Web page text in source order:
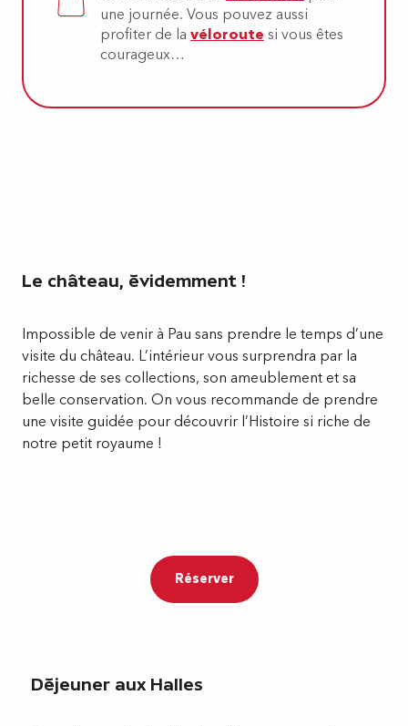
une journée. Vous pouvez aussi
profiter de la véloroute si vous êtes
courageux…
Le château, évidemment !
Impossible de venir à Pau sans prendre le temps d’une
visite du château. L’intérieur vous surprendra par la
richesse de ses collections, son ameublement et sa
belle conservation. On vous recommande de prendre
une visite guidée pour découvrir l’Histoire si riche de
notre petit royaume !
Réserver
Déjeuner aux Halles